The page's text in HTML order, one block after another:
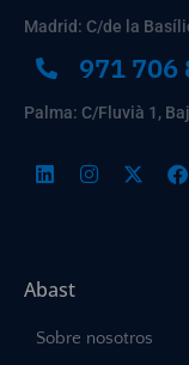
Madrid: C/de la
971 706
Palma: C/Fluvià 1,
Abast
Sobre nosotros